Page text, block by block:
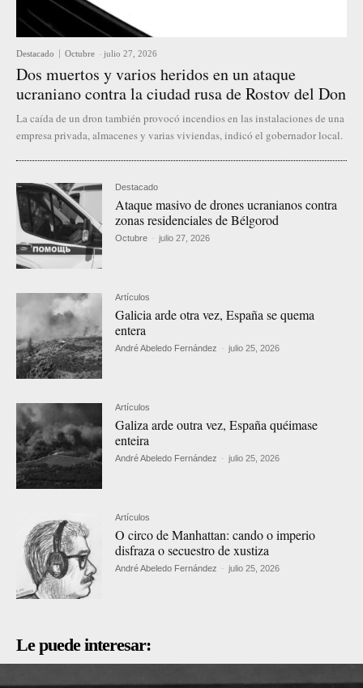
Destacado Octubre - julio 27, 2026
Dos muertos y varios heridos en un ataque
ucraniano contra la ciudad rusa de Rostov del Don
La caída de un dron también provocó incendios en las instalaciones de una
empresa privada, almacenes y varias viviendas, indicó el gobernador local.
Destacado
Ataque masivo de drones ucranianos contra
zonas residenciales de Bélgorod
Octubre - julio 27, 2026
Artículos
Galicia arde otra vez, España se quema
entera
André Abeledo Fernández - julio 25, 2026
Artículos
Galiza arde outra vez, España quéimase
enteira
André Abeledo Fernández - julio 25, 2026
Artículos
O circo de Manhattan: cando o imperio
disfraza o secuestro de xustiza
André Abeledo Fernández - julio 25, 2026
Le puede interesar: